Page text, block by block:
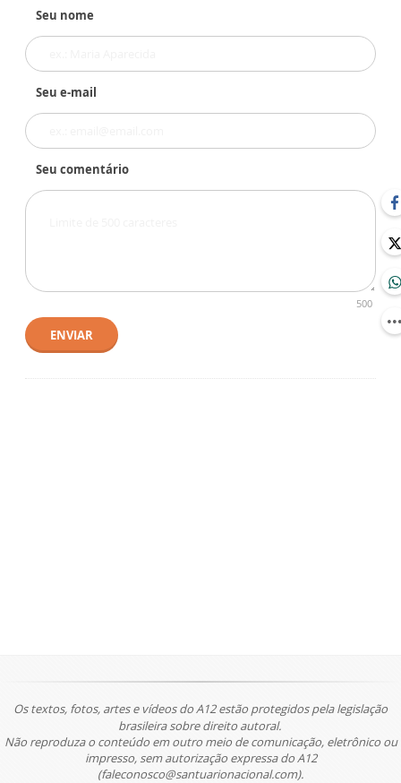
Seu nome
Seu e-mail
Seu comentário
500
ENVIAR
Os textos, fotos, artes e vídeos do A12 estão protegidos pela legislação
brasileira sobre direito autoral.
Não reproduza o conteúdo em outro meio de comunicação, eletrônico ou
impresso, sem autorização expressa do A12
(faleconosco@santuarionacional.com).